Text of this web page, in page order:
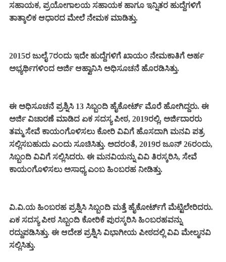
ಸಹಾಯಕ, ಪ್ರಯೋಗಾಲಯ ಸಹಾಯಕ ಹಾಗೂ ಇನ್ನಿತರ ಹುದ್ದೆಗಳಿಗೆ
ತಾತ್ಕಾಲಿಕ ಆಧಾರದ ಮೇಲೆ ನೇಮಕ ಮಾಡಿತ್ತು.
2015ರ ಜುಲೈ 7ರಂದು ಇದೇ ಹುದ್ದೆಗಳಿಗೆ ಖಾಯಂ ನೇಮಕಾತಿಗೆ ಅರ್ಹ
ಅಭ್ಯರ್ಥಿಗಳಿಂದ ಅರ್ಜಿ ಆಹ್ವಾನಿಸಿ ಅಧಿಸೂಚನೆ ಹೊರಡಿಸಿತ್ತು.
ಈ ಅಧಿಸೂಚನೆ ಪ್ರಶ್ನಿಸಿ 13 ಸಿಬ್ಬಂದಿ ಹೈಕೋರ್ಟ್‌ ಮೊರೆ ಹೋಗಿದ್ದರು. ಈ
ಅರ್ಜಿ ವಿಚಾರಣೆ ಮಾಡಿದ ಏಕ ಸದಸ್ಯ ಪೀಠ, 2019ರಲ್ಲಿ, ಅರ್ಜಿದಾರರು
ತಮ್ಮ ಸೇವೆ ಕಾಯಂಗೊಳಿಸಲು ಕೋರಿ ವಿವಿಗೆ ಹೊಸದಾಗಿ ಮನವಿ ಪತ್ರ
ಸಲ್ಲಿಸಬಹುದು ಎಂದು ಸೂಚಿಸಿತ್ತು. ಅದರಂತೆ, 2019ರ ಜೂನ್ 26ರಂದು,
ಸಿಬ್ಬಂದಿ ವಿವಿಗೆ ಸಲ್ಲಿಸಿದರು. ಈ ಮನವಿಯನ್ನು ವಿವಿ ತಿರಸ್ಕರಿಸಿ, ಸೇವೆ
ಕಾಯಂಗೊಳಿಸಲು ಅಸಾಧ್ಯ ಎಂಬ ಹಿಂಬರಹ ನೀಡಿತ್ತು.
ವಿ.ವಿ.ಯ ಹಿಂಬರಹ ಪ್ರಶ್ನಿಸಿ ಸಿಬ್ಬಂದಿ ಮತ್ತೆ ಹೈಕೋರ್ಟ್‌ಗೆ ಮೆಟ್ಟಿಲೇರಿದರು.
ಏಕ ಸದಸ್ಯ ಪೀಠ ಸಿಬ್ಬಂದಿ ಕೋರಿಕೆ ಪುರಸ್ಕರಿಸಿ ಹಿಂಬರಹವನ್ನು
ರದ್ದುಪಡಿಸಿತ್ತು. ಈ ಆದೇಶ ಪ್ರಶ್ನಿಸಿ ವಿಭಾಗೀಯ ಪೀಠದಲ್ಲಿ ವಿವಿ ಮೇಲ್ಮನವಿ
ಸಲ್ಲಿಸಿತ್ತು.